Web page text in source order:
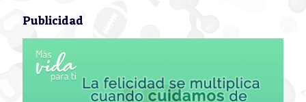
Publicidad